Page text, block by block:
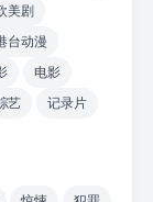
美剧
台动漫
电影
艺
记录片